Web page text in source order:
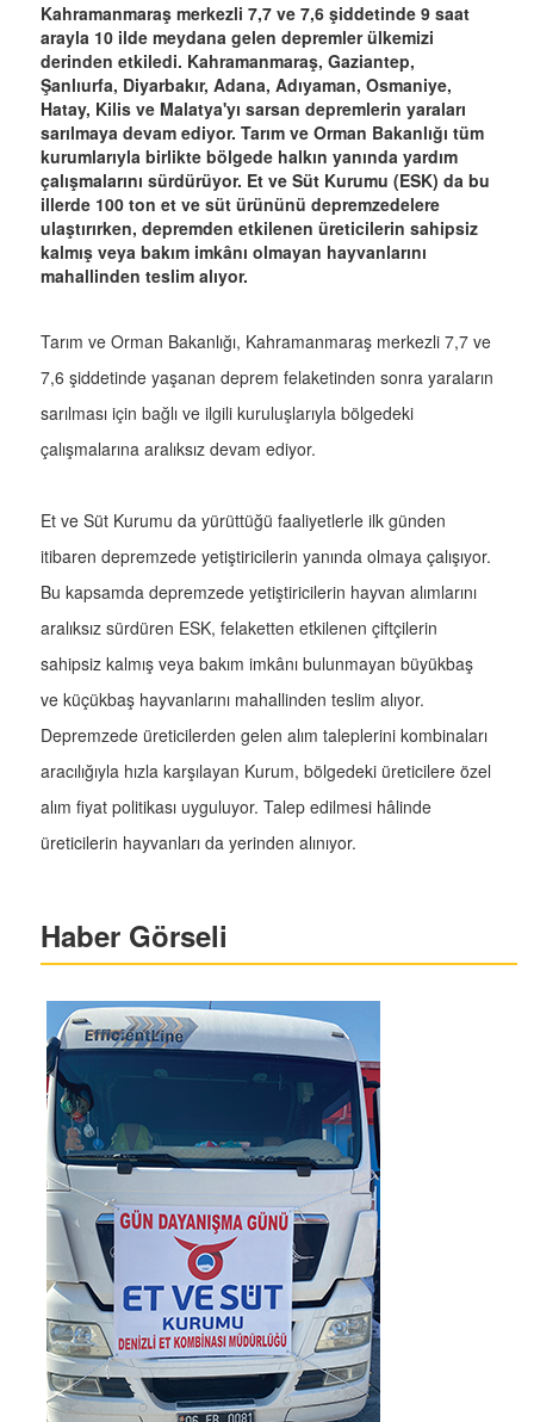
Kahramanmaraş merkezli 7,7 ve 7,6 şiddetinde 9 saat
arayla 10 ilde meydana gelen depremler ülkemizi
derinden etkiledi. Kahramanmaraş, Gaziantep,
Şanlıurfa, Diyarbakır, Adana, Adıyaman, Osmaniye,
Hatay, Kilis ve Malatya'yı sarsan depremlerin yaraları
sarılmaya devam ediyor. Tarım ve Orman Bakanlığı tüm
kurumlarıyla birlikte bölgede halkın yanında yardım
çalışmalarını sürdürüyor. Et ve Süt Kurumu (ESK) da bu
illerde 100 ton et ve süt ürününü depremzedelere
ulaştırırken, depremden etkilenen üreticilerin sahipsiz
kalmış veya bakım imkânı olmayan hayvanlarını
mahallinden teslim alıyor.
Tarım ve Orman Bakanlığı, Kahramanmaraş merkezli 7,7 ve
7,6 şiddetinde yaşanan deprem felaketinden sonra yaraların
sarılması için bağlı ve ilgili kuruluşlarıyla bölgedeki
çalışmalarına aralıksız devam ediyor.
Et ve Süt Kurumu da yürüttüğü faaliyetlerle ilk günden
itibaren depremzede yetiştiricilerin yanında olmaya çalışıyor.
Bu kapsamda depremzede yetiştiricilerin hayvan alımlarını
aralıksız sürdüren ESK, felaketten etkilenen çiftçilerin
sahipsiz kalmış veya bakım imkânı bulunmayan büyükbaş
ve küçükbaş hayvanlarını mahallinden teslim alıyor.
Depremzede üreticilerden gelen alım taleplerini kombinaları
aracılığıyla hızla karşılayan Kurum, bölgedeki üreticilere özel
alım fiyat politikası uyguluyor. Talep edilmesi hâlinde
üreticilerin hayvanları da yerinden alınıyor.
Haber Görseli